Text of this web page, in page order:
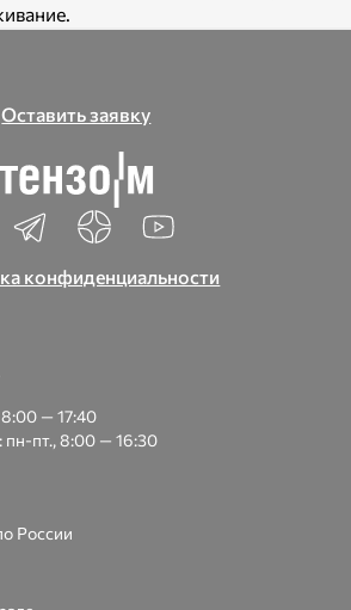
Оставить заявку
конфиденциальности
— 17:40
пн-пт., 8:00 — 16:30
России